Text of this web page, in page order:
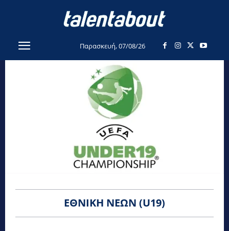
Παρασκευή, 07/08/26
ΕΘΝΙΚΉ ΝΈΩΝ (U19)